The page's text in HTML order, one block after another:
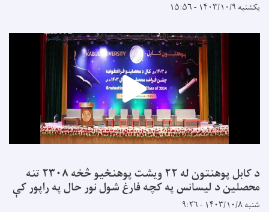
یکشنبه ۱۴۰۳/۱۰/۹ - ۱۵:۵۶
د کابل پوهنتون له ۲۲ ویشت پوهنځیو څخه ۲۳۰۸ تنه
محصلین د لیسانس په کچه فارغ شول نور حال په راپور کې
شنبه ۱۴۰۳/۱۰/۸ - ۹:۲۶